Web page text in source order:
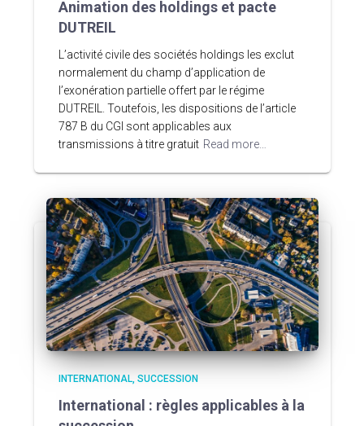
Animation des holdings et pacte
DUTREIL
L’activité civile des sociétés holdings les exclut
normalement du champ d’application de
l’exonération partielle offert par le régime
DUTREIL. Toutefois, les dispositions de l’article
787 B du CGI sont applicables aux
transmissions à titre gratuit Read more…
INTERNATIONAL SUCCESSION
International : règles applicables à la